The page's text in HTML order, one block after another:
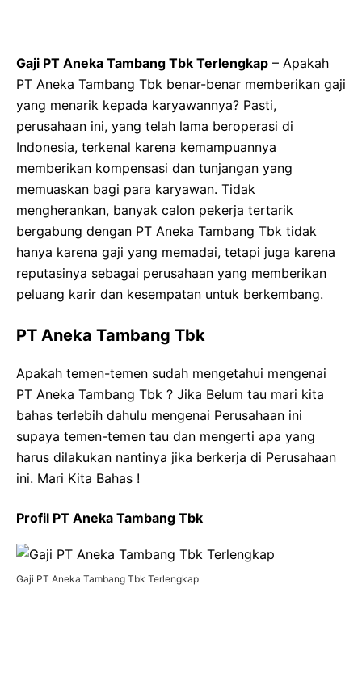
Gaji PT Aneka Tambang Tbk Terlengkap – Apakah
PT Aneka Tambang Tbk benar-benar memberikan gaji
yang menarik kepada karyawannya? Pasti,
perusahaan ini, yang telah lama beroperasi di
Indonesia, terkenal karena kemampuannya
memberikan kompensasi dan tunjangan yang
memuaskan bagi para karyawan. Tidak
mengherankan, banyak calon pekerja tertarik
bergabung dengan PT Aneka Tambang Tbk tidak
hanya karena gaji yang memadai, tetapi juga karena
reputasinya sebagai perusahaan yang memberikan
peluang karir dan kesempatan untuk berkembang.
PT Aneka Tambang Tbk
Apakah temen-temen sudah mengetahui mengenai
PT Aneka Tambang Tbk ? Jika Belum tau mari kita
bahas terlebih dahulu mengenai Perusahaan ini
supaya temen-temen tau dan mengerti apa yang
harus dilakukan nantinya jika berkerja di Perusahaan
ini. Mari Kita Bahas !
Profil PT Aneka Tambang Tbk
Gaji PT Aneka Tambang Tbk Terlengkap